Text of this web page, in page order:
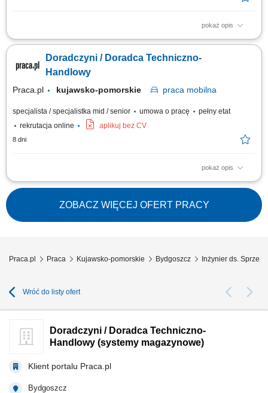
pokaż opis
Zakres obowiązków: aktywne pozyskiwanie nowych klientów (terenowe),
dobór rozwiązań. prezentowanie produktów i usług firmy oraz
kompleksowych rozwiązań dla klientów; utrzymywanie długofalowych
Doradczyni / Doradca Techniczno-
Handlowy
Praca.pl kujawsko-pomorskie praca mobilna
specjalista / specjalistka mid / senior umowa o pracę
pełny etat
rekrutacja online
aplikuj bez CV
8 dni
pokaż opis
Zakres obowiązków: Budowanie i rozwijanie relacji z klientami z sektora
rolniczego. Regularne wizyty w gospodarstwach na wyznaczonym
terenie. Analiza potrzeb klientów oraz ocena upraw i hodowli. Doradztwo
w zakresie doboru odpowiednich rozwiązań. Realizacja planów
sprzedażowych i zapewnianie...
ZOBACZ WIĘCEJ OFERT PRACY
Praca.pl Praca Kujawsko-pomorskie Bydgoszcz Inżynier ds.
Wróć do listy ofert
Doradczyni / Doradca Techniczno-
Handlowy (systemy magazynowe)
Klient portalu Praca.pl
Bydgoszcz